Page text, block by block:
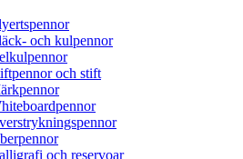
och kulpennor
och stift
och reservoar